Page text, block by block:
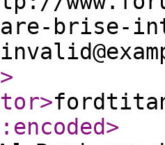
brise-
>
>
>